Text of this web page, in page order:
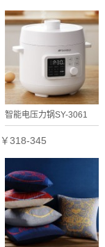
广告礼品
智能电压力锅SY-3061
￥318-345